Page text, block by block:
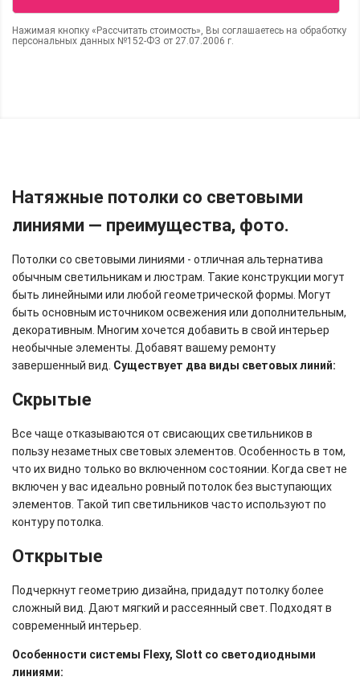
Нажимая кнопку «Рассчитать стоимость», Вы соглашаетесь на обработку
персональных данных №152-ФЗ от 27.07.2006 г.
Натяжные потолки со световыми
линиями — преимущества, фото.
Потолки со световыми линиями - отличная альтернатива
обычным светильникам и люстрам. Такие конструкции могут
быть линейными или любой геометрической формы. Могут
быть основным источником освежения или дополнительным,
декоративным. Многим хочется добавить в свой интерьер
необычные элементы. Добавят вашему ремонту
завершенный вид. Существует два виды световых линий:
Скрытые
Все чаще отказываются от свисающих светильников в
пользу незаметных световых элементов. Особенность в том,
что их видно только во включенном состоянии. Когда свет не
включен у вас идеально ровный потолок без выступающих
элементов. Такой тип светильников часто используют по
контуру потолка.
Открытые
Подчеркнут геометрию дизайна, придадут потолку более
сложный вид. Дают мягкий и рассеянный свет. Подходят в
современный интерьер.
Особенности системы Flexy, Slott со светодиодными
линиями: